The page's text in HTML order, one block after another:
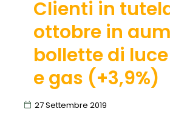
Clienti in
ottobre in
bollette di
e gas (+3,9%)
27 Settembre 2019